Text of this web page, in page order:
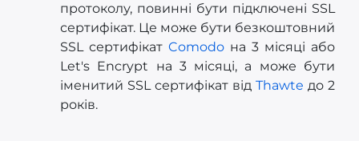
протоколу, повинні бути підключені SSL
сертифікат. Це може бути безкоштовний
SSL сертифікат Comodo на 3 місяці або
Let's Encrypt на 3 місяці, а може бути
іменитий SSL сертифікат від Thawte до 2
років.